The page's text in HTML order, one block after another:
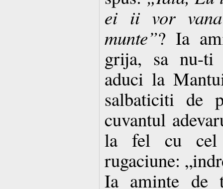
ei ii vor
munte”? Ia
grija, sa nu-ti
aduci la
salbaticiti de
cuvantul
la fel cu cel
rugaciune:
Ia aminte de